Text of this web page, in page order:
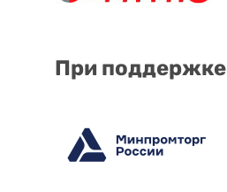
При поддержке